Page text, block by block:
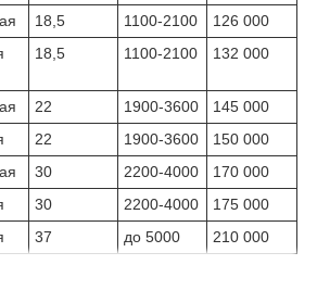
18,5 1100-2100
126 000
18,5 1100-2100 132 000
22 1900-3600
145 000
22 1900-3600
150 000
30 2200-4000
170 000
30 2200-4000
175 000
37 до 5000 210 000